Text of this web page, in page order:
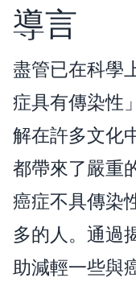
導言
盡管已在科學
症具有傳染性
解在許多文化
都帶來了嚴重
癌症不具傳染
多的人。通過
助減輕一些與